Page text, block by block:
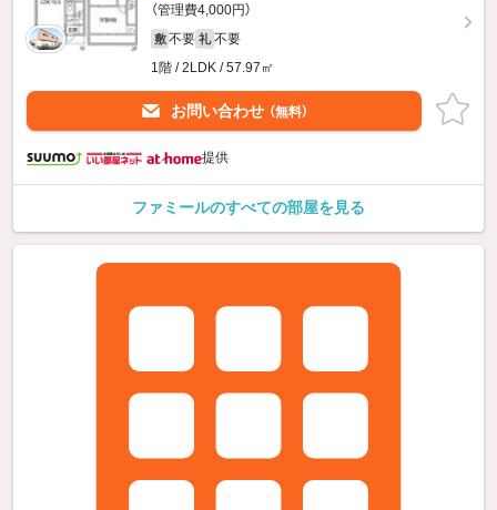
（管理費4,000円）
敷 不要 礼 不要
1階 / 2LDK / 57.97㎡
お問い合わせ （無料）
提供
ファミールのすべての部屋を見る